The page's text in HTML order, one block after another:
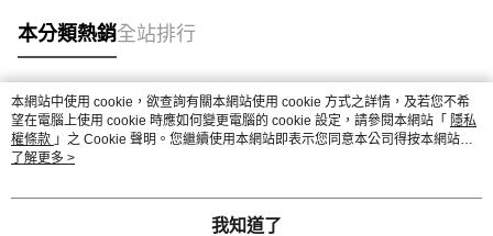
本分類熱銷全站排行
熱門標籤
本網站中使用 cookie，欲查詢有關本網站使用 cookie 方式之詳情，及若您不希
望在電腦上使用 cookie 時應如何變更電腦的 cookie 設定，請參閱本網站「 隱私
權條款 」之 Cookie 聲明。您繼續使用本網站即表示您同意本公司得按本網站使
用條款之 Cookie 聲明使用 cookie。
了解更多 >
我知道了